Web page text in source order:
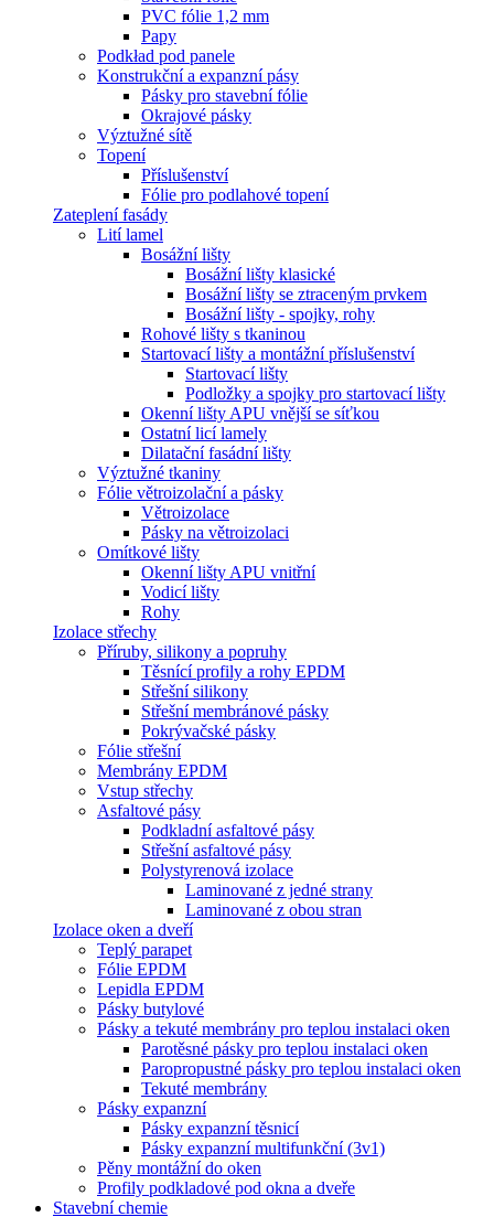
PVC fólie 1,2 mm
Papy
Podkład pod panele
Konstrukční a expanzní pásy
Pásky pro stavební fólie
Okrajové pásky
Výztužné sítě
Topení
Příslušenství
Fólie pro podlahové topení
Zateplení fasády
Lití lamel
Bosážní lišty
Bosážní lišty klasické
Bosážní lišty se ztraceným prvkem
Bosážní lišty - spojky, rohy
Rohové lišty s tkaninou
Startovací lišty a montážní příslušenství
Startovací lišty
Podložky a spojky pro startovací lišty
Okenní lišty APU vnější se síťkou
Ostatní licí lamely
Dilatační fasádní lišty
Výztužné tkaniny
Fólie větroizolační a pásky
Větroizolace
Pásky na větroizolaci
Omítkové lišty
Okenní lišty APU vnitřní
Vodicí lišty
Rohy
Izolace střechy
Příruby, silikony a popruhy
Těsnící profily a rohy EPDM
Střešní silikony
Střešní membránové pásky
Pokrývačské pásky
Fólie střešní
Membrány EPDM
Vstup střechy
Asfaltové pásy
Podkladní asfaltové pásy
Střešní asfaltové pásy
Polystyrenová izolace
Laminované z jedné strany
Laminované z obou stran
Izolace oken a dveří
Teplý parapet
Fólie EPDM
Lepidla EPDM
Pásky butylové
Pásky a tekuté membrány pro teplou instalaci oken
Parotěsné pásky pro teplou instalaci oken
Paropropustné pásky pro teplou instalaci oken
Tekuté membrány
Pásky expanzní
Pásky expanzní těsnicí
Pásky expanzní multifunkční (3v1)
Pěny montážní do oken
Profily podkladové pod okna a dveře
Stavební chemie